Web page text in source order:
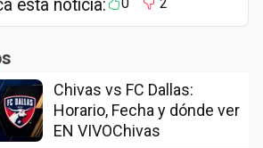
esta notícia:
Chivas vs FC Dallas:
Horario, Fecha y dónde ver
EN VIVOChivas